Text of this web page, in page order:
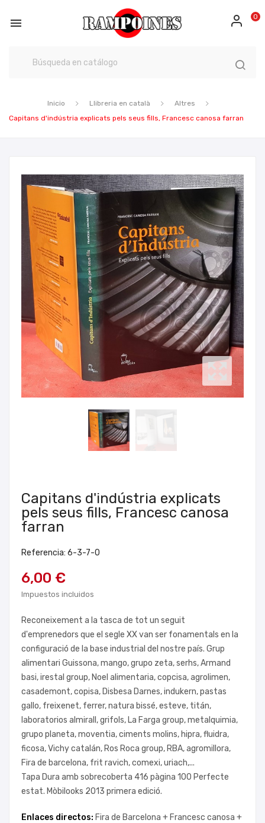
 0
Inicio Llibreria en català
Altres
Capitans d'indústria explicats pels seus fills, Francesc canosa farran
Capitans d'indústria explicats
pels seus fills, Francesc canosa
farran
Referencia: 6-3-7-0
6,00 €
Impuestos incluidos
Reconeixement a la tasca de tot un seguit
d'emprenedors que el segle XX van ser fonamentals en la
configuració de la base industrial del nostre país. Grup
alimentari Guissona, mango, grupo zeta, serhs, Armand
basi, irestal group, Noel alimentaria, copcisa, agrolimen,
casademont, copisa, Disbesa Darnes, indukern, pastas
gallo, freixenet, ferrer, natura bissé, esteve, titán,
laboratorios almirall, grifols, La Farga group, metalquimia,
grupo planeta, moventia, ciments molins, hipra, fluidra,
ficosa, Vichy catalán, Ros Roca group, RBA, agromillora,
Fira de barcelona, frit ravich, comexi, uriach,...
Tapa Dura amb sobrecoberta 416 pàgina 100 Perfecte
estat. Mòbilooks 2013 primera edició.
Enlaces directos: Fira de Barcelona + Francesc canosa +